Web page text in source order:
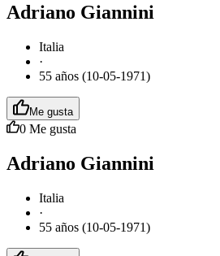
Adriano Giannini
Italia
·
55 años (10-05-1971)
Me gusta
0 Me gusta
Adriano Giannini
Italia
·
55 años (10-05-1971)